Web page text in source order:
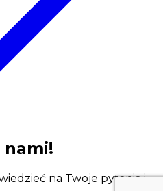
nami!
na Twoje pytania i